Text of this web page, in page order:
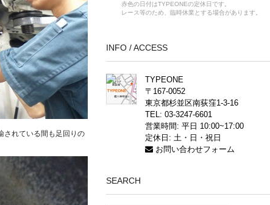
されている間も足回りの
赤色の日付はTYPEONEの定休日です。
レース等のため、臨時休業とする場合があります。
INFO / ACCESS
TYPEONE
〒167-0052
東京都杉並区南荻窪1-3-16
TEL: 03-3247-6601
営業時間: 平日 10:00~17:00
定休日: 土・日・祝日
お問い合わせフォーム
SEARCH